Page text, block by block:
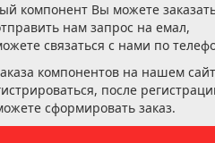
компонент Вы можете
нам запрос на емал,
связаться с нами по
компонентов на нашем
после
сформировать заказ.